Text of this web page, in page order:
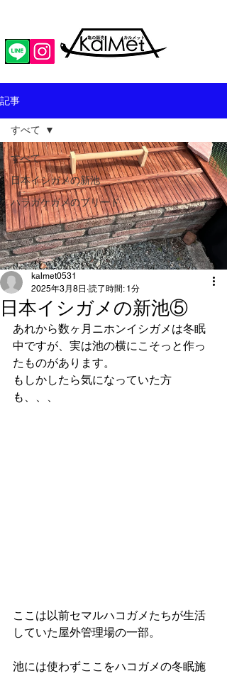
記事
すべて
日本イシガメの新池
ハラガケガメのブリード
すべて
日本イシガメの新池⑤
kalmet0531
2025年3月8日 読了時間: 1分
あれから数ヶ月ニホンイシガメは冬眠
中ですが、実は池の横にこそっと作っ
たものがあります。
もしかしたら気になっていた方
も、、、
ここは以前セマルハコガメたちが生活
していた屋外管理場の一部。
池には使わずここをハコガメの冬眠施